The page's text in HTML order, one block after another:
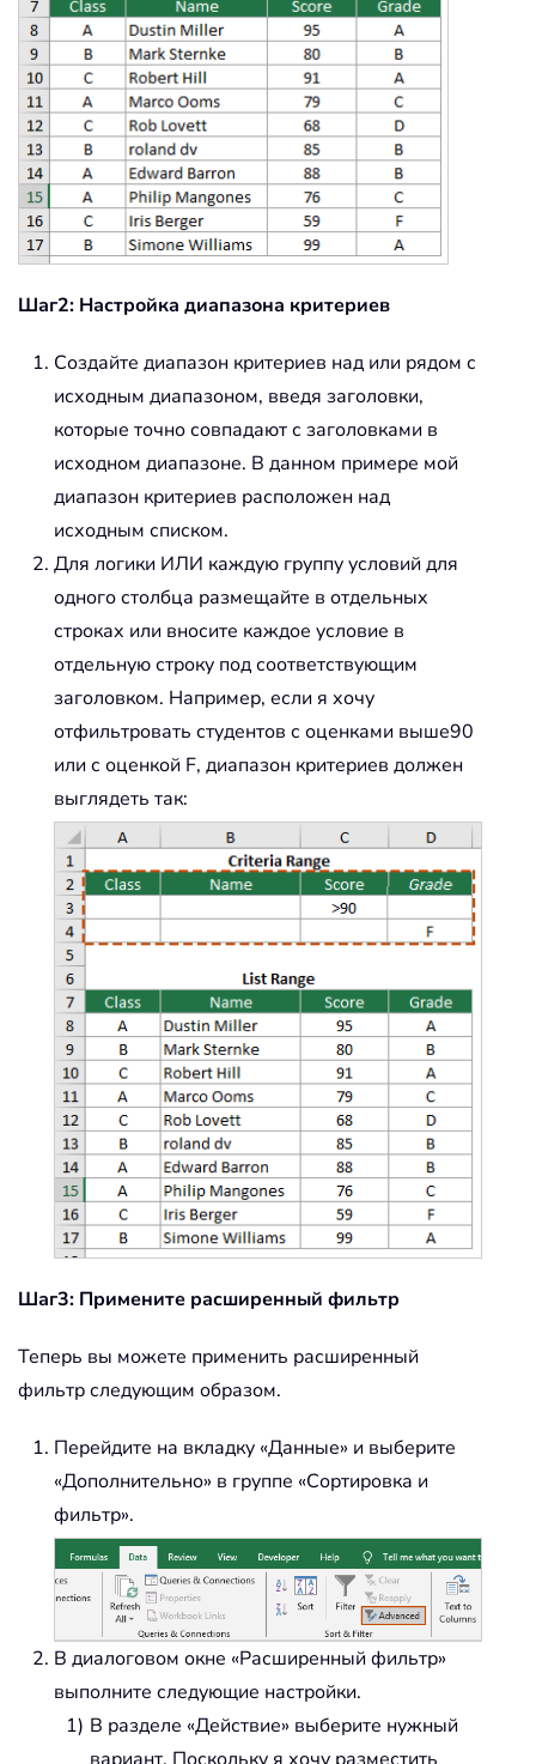
Шаг2: Настройка диапазона критериев
Создайте диапазон критериев над или рядом с
исходным диапазоном, введя заголовки,
которые точно совпадают с заголовками в
исходном диапазоне. В данном примере мой
диапазон критериев расположен над
исходным списком.
Для логики ИЛИ каждую группу условий для
одного столбца размещайте в отдельных
строках или вносите каждое условие в
отдельную строку под соответствующим
заголовком. Например, если я хочу
отфильтровать студентов с оценками выше90
или с оценкой F, диапазон критериев должен
выглядеть так:
Шаг3: Примените расширенный фильтр
Теперь вы можете применить расширенный
фильтр следующим образом.
Перейдите на вкладку «Данные» и выберите
«Дополнительно» в группе «Сортировка и
фильтр».
В диалоговом окне «Расширенный фильтр»
выполните следующие настройки.
В разделе «Действие» выберите нужный